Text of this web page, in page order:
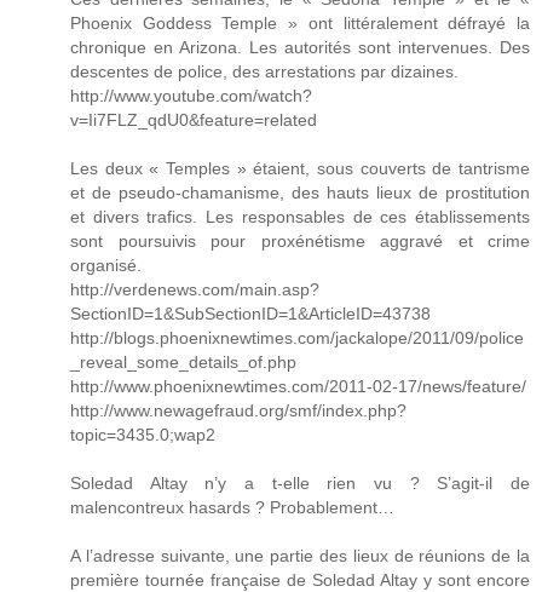
Phoenix Goddess Temple » ont littéralement défrayé la
chronique en Arizona. Les autorités sont intervenues. Des
descentes de police, des arrestations par dizaines.
http://www.youtube.com/watch?
v=Ii7FLZ_qdU0&feature=related
Les deux « Temples » étaient, sous couverts de tantrisme
et de pseudo-chamanisme, des hauts lieux de prostitution
et divers trafics. Les responsables de ces établissements
sont poursuivis pour proxénétisme aggravé et crime
organisé.
http://verdenews.com/main.asp?
SectionID=1&SubSectionID=1&ArticleID=43738
http://blogs.phoenixnewtimes.com/jackalope/2011/09/police
_reveal_some_details_of.php
http://www.phoenixnewtimes.com/2011-02-17/news/feature/
http://www.newagefraud.org/smf/index.php?
topic=3435.0;wap2
Soledad Altay n’y a t-elle rien vu ? S’agit-il de
malencontreux hasards ? Probablement…
A l’adresse suivante, une partie des lieux de réunions de la
première tournée française de Soledad Altay y sont encore